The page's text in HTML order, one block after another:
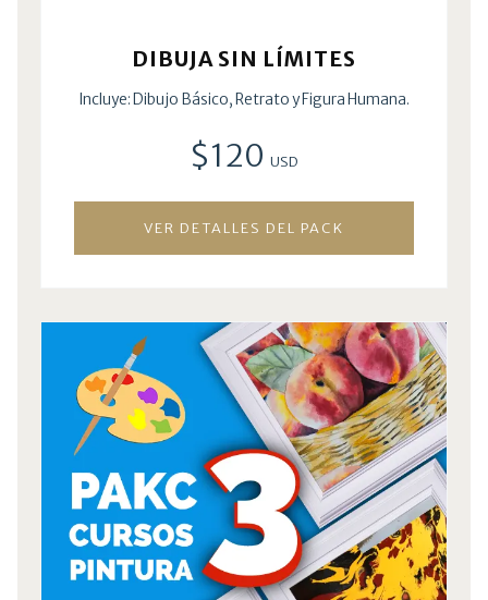
DIBUJA SIN LÍMITES
Incluye: Dibujo Básico, Retrato y Figura Humana.
$120 USD
VER DETALLES DEL PACK